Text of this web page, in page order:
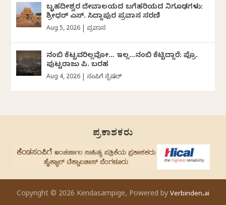
ಬೃಹದೀಶ್ವರ ದೇವಾಲಯದ ಬಗೆಹರಿಯದ ನಿಗೂಢಗಳು:
ಶ್ರೀಧರ್‌ ಎಸ್.‌ ಸಿದ್ದಾಪುರ ಪ್ರವಾಸ ಸರಣಿ
Aug 5, 2026 ಪ್ರವಾಸ
ನಂಬಿ ಕೆಟ್ಟವರಿಲ್ಲವೋ… ಇಲ್ಲ…ನಂಬಿ ಕೆಟ್ಟಿದ್ದಾರೆ: ಪ್ರೊ.
ಪುಟ್ಟರಾಜು ಪಿ. ಬರಹ
Aug 4, 2026 ಸಂಪಿಗೆ ಸ್ಪೆಷಲ್
ಪ್ರಕಾಶಕರು
Copyright © 2026 Kendasampige, Powered by Verbinden.ai